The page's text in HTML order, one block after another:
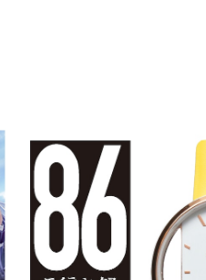
SOLD OUT